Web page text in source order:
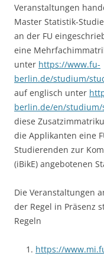
Veranstaltungen
Master Statistik-
an der FU
eine
unter https://www.fu-
berlin.de/studium/
auf englisch unter
berlin.de/en/
diese
die Applikanten eine
Studierenden zur
(iBikE) angebotenen
Die Veranstaltungen
der Regel in Präsenz
Regeln
https://